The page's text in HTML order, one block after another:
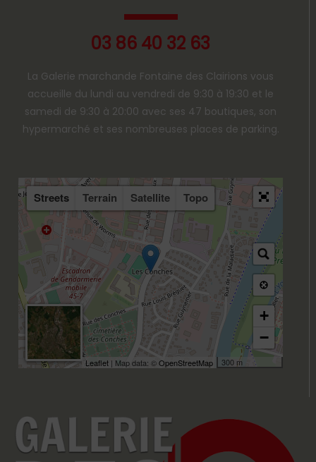
03 86 40 32 63
La Galerie marchande Fontaine des Clairions vous
accueille du lundi au vendredi de 9:30 à 19:30 et le
samedi de 9:30 à 20:00 avec ses 47 boutiques, son
hypermarché et ses nombreuses places de parking.
Streets Terrain Satellite Topo
+
−
300 m
Leaflet | Map data: ©OpenStreetMap